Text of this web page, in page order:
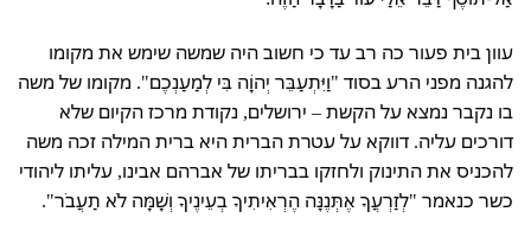
עוון בית פעור כה רב עד כי חשוב היה שמשה שימש את מקומו
להגנה מפני הרע בסוד "וַיִּתְעַבֵּר יְהוָֹה בִּי לְמַעַנְכֶם". מקומו של משה
בו נקבר נמצא על הקשת – ירושלים, נקודת מרכז הקיום שלא
דורכים עליה. דווקא על עטרת הברית היא ברית המילה זכה משה
להכניס את התינוק ולחזקו בבריתו של אברהם אבינו, עליתו ליהודי
כשר כנאמר "לְזַרְעֲךָ אֶתְּנֶנָּה הֶרְאִיתִיךָ בְעֵינֶיךָ וְשָׁמָּה לֹא תַעֲבֹר".